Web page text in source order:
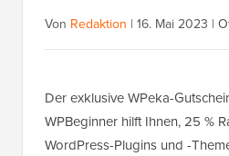
Von Redaktion | 16. Mai 2023 |
Der exklusive WPeka-
WPBeginner hilft Ihnen, 25 %
WordPress-Plugins und -